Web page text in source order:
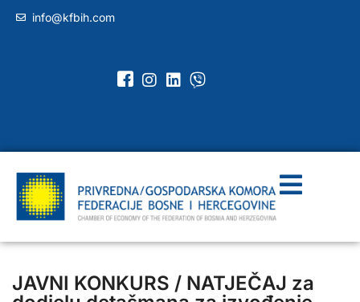
info@kfbih.com
JAVNI KONKURS / NATJEČAJ za